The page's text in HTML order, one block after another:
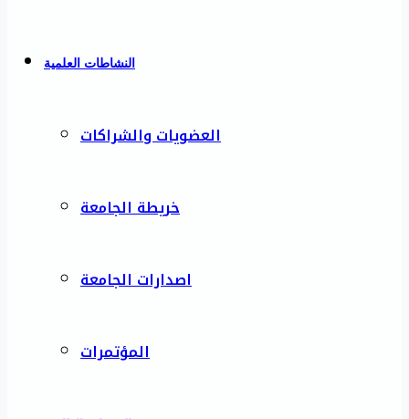
النشاطات العلمية
العضويات والشراكات
خريطة الجامعة
اصدارات الجامعة
المؤتمرات